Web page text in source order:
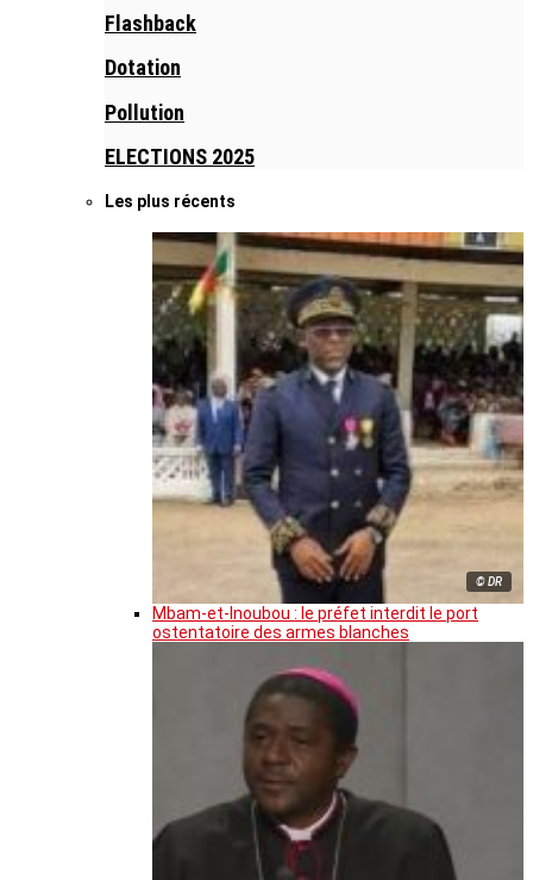
Flashback
Dotation
Pollution
ELECTIONS 2025
Les plus récents
© DR
Mbam-et-Inoubou : le préfet interdit le port
ostentatoire des armes blanches